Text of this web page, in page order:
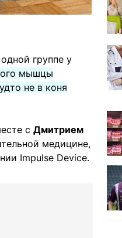
группе у
мышцы
не в коня
с Дмитрием
медицине,
Impulse Device.